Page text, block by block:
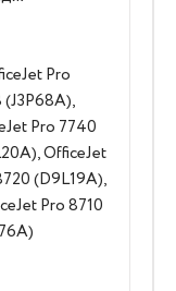
Pro
(J3P68A),
Pro 7740
OfficeJet
(D9L19A),
Pro 8710